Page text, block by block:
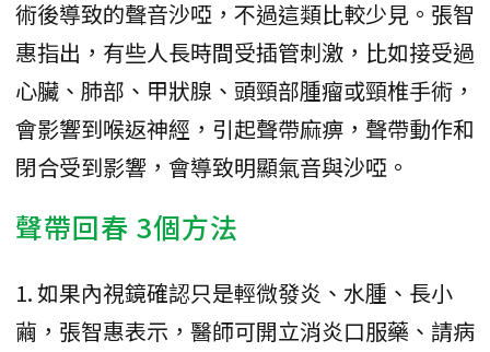
術後導致的聲音沙啞，不過這類比較少見。張智
惠指出，有些人長時間受插管刺激，比如接受過
心臟、肺部、甲狀腺、頭頸部腫瘤或頸椎手術，
會影響到喉返神經，引起聲帶麻痹，聲帶動作和
閉合受到影響，會導致明顯氣音與沙啞。
聲帶回春 3個方法
1. 如果內視鏡確認只是輕微發炎、水腫、長小
繭，張智惠表示，醫師可開立消炎口服藥、請病